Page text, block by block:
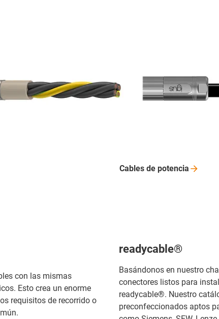
Cables de potencia
con las mismas
Esto crea un enorme
requisitos de recorrido o
readycable®
Basándonos en nuestro
conectores listos para
readycable®. Nuestro
preconfeccionados aptos